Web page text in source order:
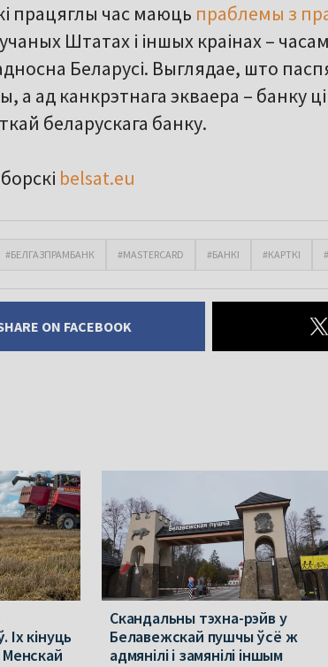
працяглы час маюць праблемы з
Штатах і іншых краінах –
Беларусі. Выглядае, што
а ад канкрэтнага экваера – банку
беларускага банку.
belsat.eu
#БЕЛГАЗПРАМБАНК #MASTERCARD #БАНКІ #КАРТКІ
ON FACEBOOK
кінуць
Менскай
Скандальны тэхна-рэйв у
Белавежскай пушчы ўсё ж
адмянілі і замянілі іншым